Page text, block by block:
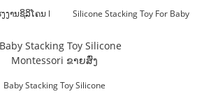
ງງານຊິລິໂຄນ l
Silicone Stacking Toy For Baby
Baby Stacking Toy Silicone